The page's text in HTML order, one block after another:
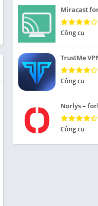
cái
Mô phỏng
Chiến lược
Trả lời câu hỏi
Miracast
Công cụ
TrustMe
Công cụ
Norlys –
Công cụ